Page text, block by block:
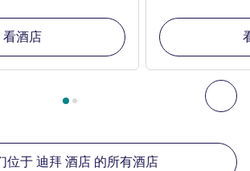
附近的其他酒店 下
, 我们在附近的其他酒店 1 :, 我们在附近的
看酒店
位于 迪拜 酒店 的所有酒店